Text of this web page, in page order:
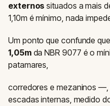
externos situados a mais
1,10m é mínimo, nada
Um ponto que confunde
1,05mda NBR 9077 é o
patamares,
corredores e mezaninos —,
escadas internas, medido